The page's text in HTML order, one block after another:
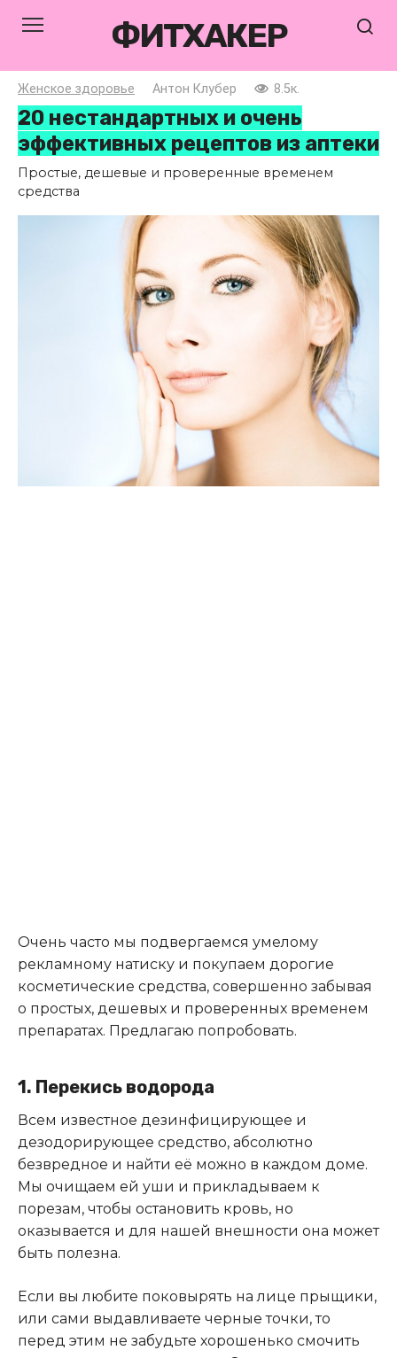
ФИТХАКЕР
Женское здоровье Антон Клубер 8.5к.
20 нестандартных и очень
эффективных рецептов из аптеки
Простые, дешевые и проверенные временем
средства
Очень часто мы подвергаемся умелому
рекламному натиску и покупаем дорогие
косметические средства, совершенно забывая
о простых, дешевых и проверенных временем
препаратах. Предлагаю попробовать.
1. Перекись водорода
Всем известное дезинфицирующее и
дезодорирующее средство, абсолютно
безвредное и найти её можно в каждом доме.
Мы очищаем ей уши и прикладываем к
порезам, чтобы остановить кровь, но
оказывается и для нашей внешности она может
быть полезна.
Если вы любите поковырять на лице прыщики,
или сами выдавливаете черные точки, то
перед этим не забудьте хорошенько смочить